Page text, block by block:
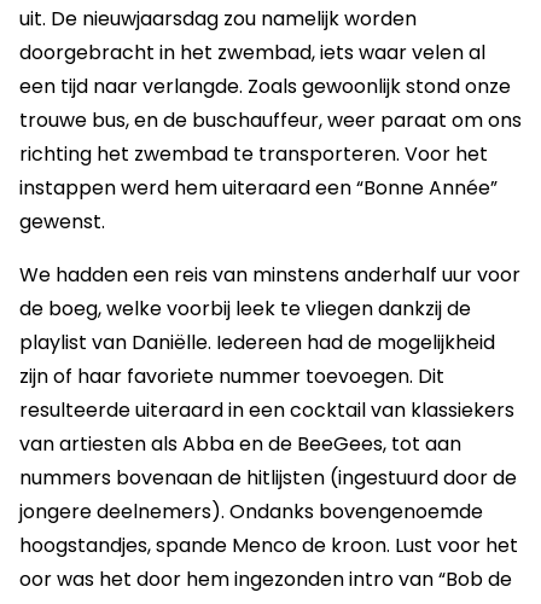
uit. De nieuwjaarsdag zou namelijk worden
doorgebracht in het zwembad, iets waar velen al
een tijd naar verlangde. Zoals gewoonlijk stond onze
trouwe bus, en de buschauffeur, weer paraat om ons
richting het zwembad te transporteren. Voor het
instappen werd hem uiteraard een “Bonne Année”
gewenst.
We hadden een reis van minstens anderhalf uur voor
de boeg, welke voorbij leek te vliegen dankzij de
playlist van Daniëlle. Iedereen had de mogelijkheid
zijn of haar favoriete nummer toevoegen. Dit
resulteerde uiteraard in een cocktail van klassiekers
van artiesten als Abba en de BeeGees, tot aan
nummers bovenaan de hitlijsten (ingestuurd door de
jongere deelnemers). Ondanks bovengenoemde
hoogstandjes, spande Menco de kroon. Lust voor het
oor was het door hem ingezonden intro van “Bob de